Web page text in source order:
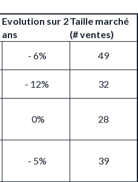
Evolution sur 2
ans
Taille marché
(# ventes)
- 6% 49
- 12% 32
0% 28
- 5% 39